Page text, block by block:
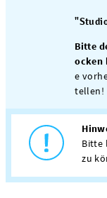
Bitte
ocken
e
tellen!
Bitte
zu